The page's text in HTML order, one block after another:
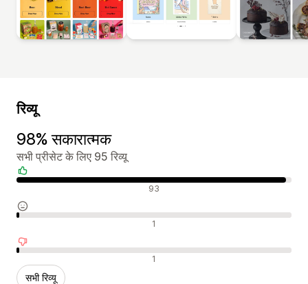
रिव्यू
98% सकारात्मक
सभी प्रीसेट के लिए 95 रिव्यू
सकारात्मक रिव्यू 93
न्यूट्रल रिव्यू 1
नकारात्मक रिव्यू 1
सभी रिव्यू